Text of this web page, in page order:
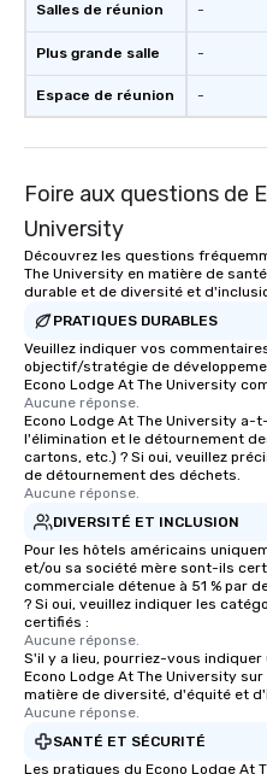
Salles de réunion
Plus grande salle
Espace de réunion
-
-
-
Foire aux questions de
University
Découvrez les questions
The University en matière de
durable et de diversité et
PRATIQUES DURABLES
Veuillez indiquer vos
objectif/stratégie de
Econo Lodge At The University
Aucune réponse.
Econo Lodge At The University a-
l'élimination et le détournement
cartons, etc.) ? Si oui, veuillez
de détournement des déchets.
Aucune réponse.
DIVERSITÉ ET INCLUSION
Pour les hôtels américains
et/ou sa société mère sont-ils
commerciale détenue à 51 % par
? Si oui, veuillez indiquer les
certifiés :
Aucune réponse.
S'il y a lieu, pourriez-vous
Econo Lodge At The University
matière de diversité, d'équité et
Aucune réponse.
SANTÉ ET SÉCURITÉ
Les pratiques du Econo Lodge At